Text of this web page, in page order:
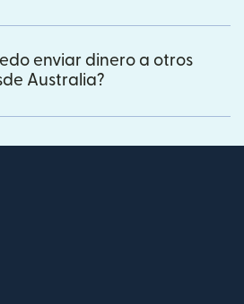
enviar dinero a otros
Australia?